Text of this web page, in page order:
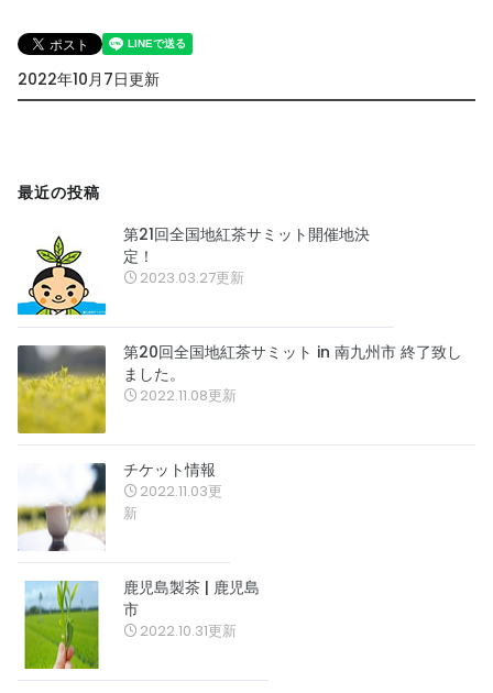
2022年10月7日更新
最近の投稿
第21回全国地紅茶サミット開催地決
定！
2023.03.27更新
第20回全国地紅茶サミット in 南九州市 終了致し
ました。
2022.11.08更新
チケット情報
2022.11.03更
新
鹿児島製茶 | 鹿児島
市
2022.10.31更新